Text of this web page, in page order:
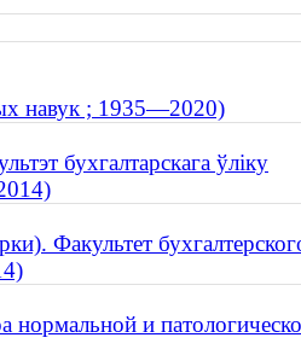
навук ; 1935—2020)
бухгалтарскага ўліку
Факультет
нормальной и